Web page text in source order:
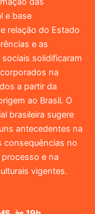
e base
relação do Estado
e as
solidificaram
na
a partir da
ao Brasil. O
brasileira sugere
antecedentes na
consequências no
e na
vigentes.